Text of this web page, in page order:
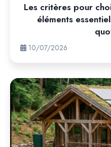
Les critères pour
éléments
10/07/2026